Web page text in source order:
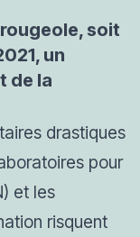
soit
un
de la
drastiques
pour
et les
risquent